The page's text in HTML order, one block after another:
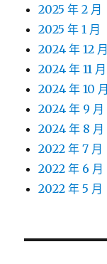
2025 年 2 月
2025 年 1 月
2024 年 12 月
2024 年 11 月
2024 年 10 月
2024 年 9 月
2024 年 8 月
2022 年 7 月
2022 年 6 月
2022 年 5 月